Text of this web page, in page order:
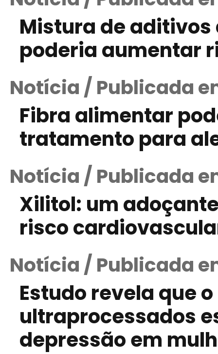
Mistura de
poderia aumentar
Notícia / Publicada
Fibra alimentar
tratamento para
Notícia / Publicada
Xilitol: um
risco
Notícia / Publicada
Estudo revela que
ultraprocessados
depressão em